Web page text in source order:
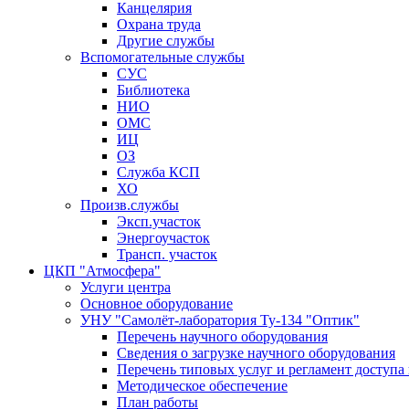
Канцелярия
Охрана труда
Другие службы
Вспомогательные службы
СУС
Библиотека
НИО
ОМС
ИЦ
ОЗ
Служба КСП
ХО
Произв.службы
Эксп.участок
Энергоучасток
Трансп. участок
ЦКП "Атмосфера"
Услуги центра
Основное оборудование
УНУ "Самолёт-лаборатория Ту-134 "Оптик"
Перечень научного оборудования
Сведения о загрузке научного оборудования
Перечень типовых услуг и регламент
Методическое обеспечение
План работы